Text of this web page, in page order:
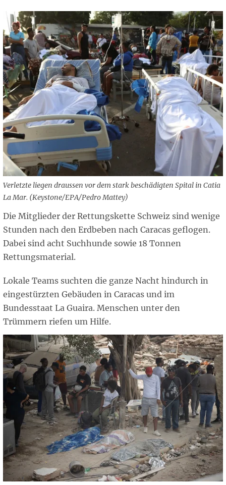
Verletzte liegen draussen vor dem stark beschädigten Spital in Catia
La Mar. (Keystone/EPA/Pedro Mattey)
Die Mitglieder der Rettungskette Schweiz sind wenige
Stunden nach den Erdbeben nach Caracas geflogen.
Dabei sind acht Suchhunde sowie 18 Tonnen
Rettungsmaterial.
Lokale Teams suchten die ganze Nacht hindurch in
eingestürzten Gebäuden in Caracas und im
Bundesstaat La Guaira. Menschen unter den
Trümmern riefen um Hilfe.